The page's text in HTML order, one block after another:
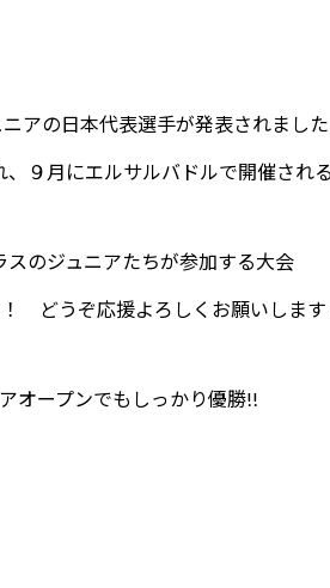
アの日本代表選手が発表されました
９月にエルサルバドルで開催され
のジュニアたちが参加する大会
どうぞ応援よろしくお願いします
オープンでもしっかり優勝!!